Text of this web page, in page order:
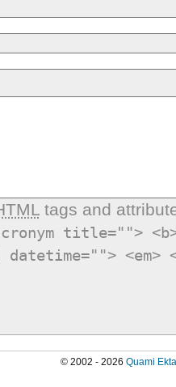
tags and
title="">
datetime="">
© 2002 - 2026 Quami